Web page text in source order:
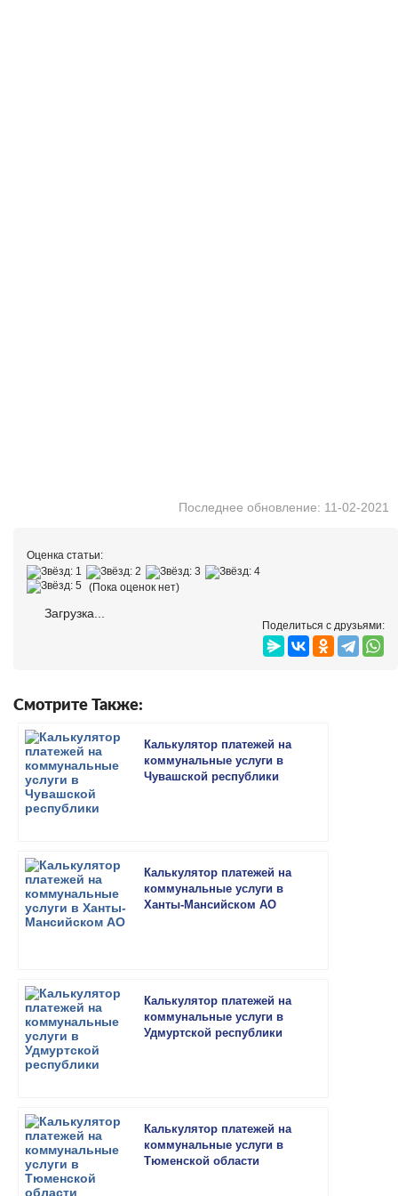
Последнее обновление: 11-02-2021
Оценка статьи:
(Пока оценок нет)
Загрузка...
Поделиться с друзьями:
Смотрите Также:
Калькулятор платежей на
коммунальные услуги в
Чувашской республики
Калькулятор платежей на
коммунальные услуги в
Ханты-Мансийском АО
Калькулятор платежей на
коммунальные услуги в
Удмуртской республики
Калькулятор платежей на
коммунальные услуги в
Тюменской области